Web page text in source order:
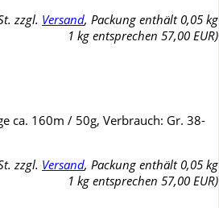
zzgl. Versand, Packung enthält 0,05 kg
1 kg entsprechen 57,00 EUR)
ca. 160m / 50g, Verbrauch: Gr. 38-
zzgl. Versand, Packung enthält 0,05 kg
1 kg entsprechen 57,00 EUR)